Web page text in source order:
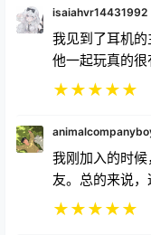
我见到了耳机
他一起玩真的很
★ ★★★★
我刚加入的时
友。总的来说
★★★★★